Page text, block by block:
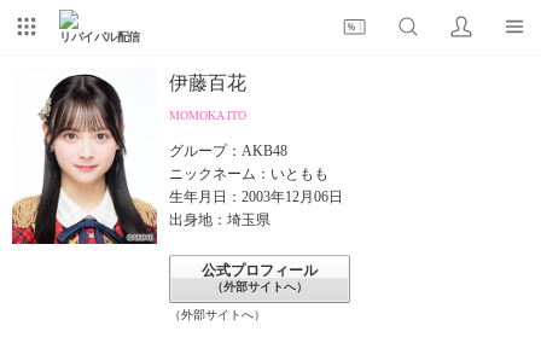
リバイバル配信
伊藤百花
MOMOKA ITO
グループ：AKB48
ニックネーム：いともも
生年月日：2003年12月06日
出身地：埼玉県
公式プロフィール
（外部サイトへ）
（外部サイトへ）